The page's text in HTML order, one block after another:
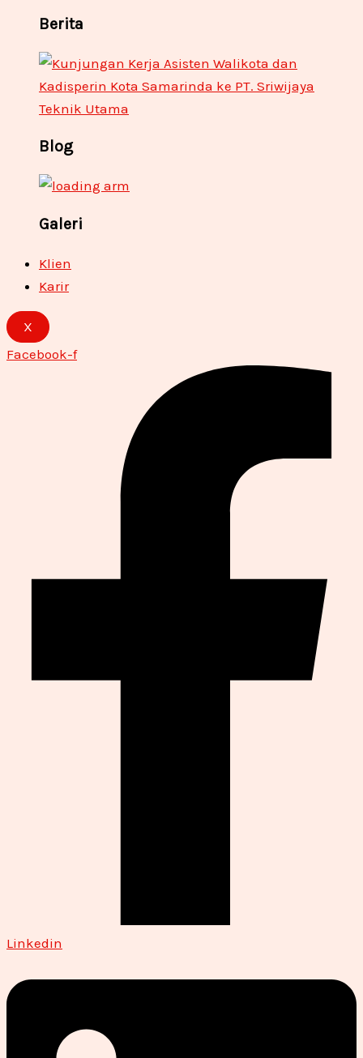
Berita
Blog
Galeri
Klien
Karir
X
Facebook-f
Linkedin